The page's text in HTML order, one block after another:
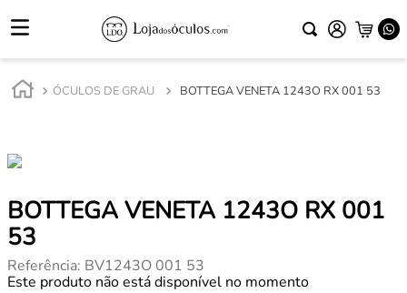
ÓCULOS DE GRAU BOTTEGA VENETA 1243O RX 001 53
BOTTEGA VENETA 1243O RX 001
53
Referência: BV1243O 001 53
Este produto não está disponível no momento